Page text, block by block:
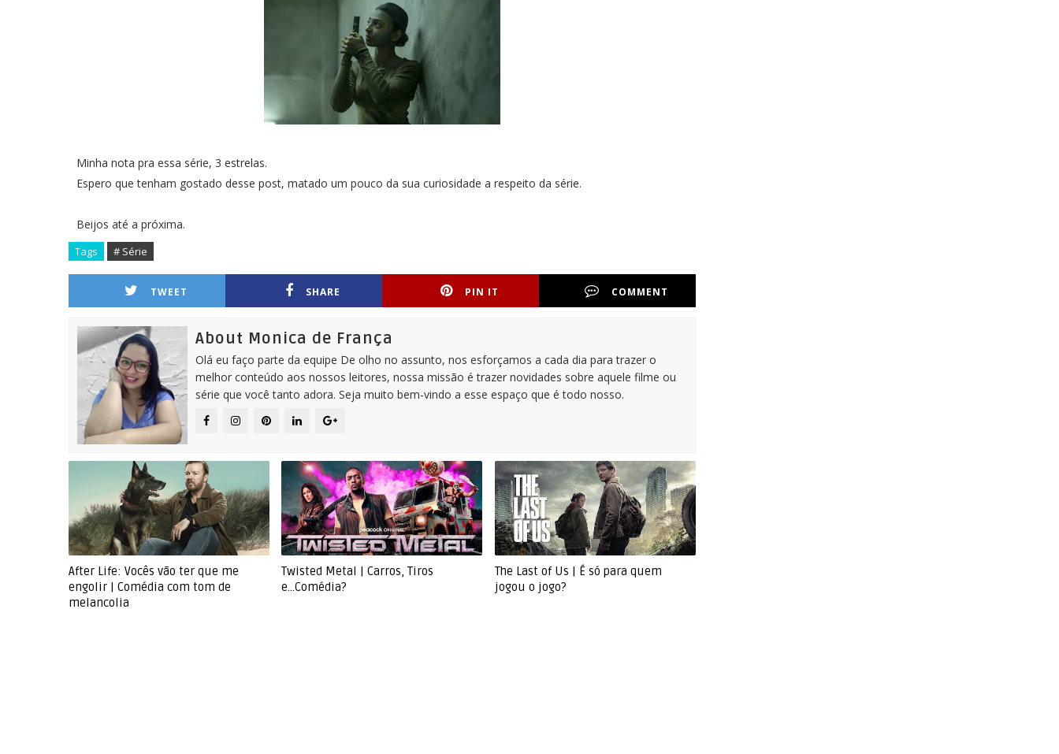
Minha nota pra essa série, 3 estrelas.
Espero que tenham gostado desse post, matado um pouco da sua curiosidade a respeito da série.
Beijos até a próxima.
Tags # Série
TWEET SHARE PIN IT COMMENT
About Monica de França
Olá eu faço parte da equipe De olho no assunto, nos esforçamos a cada dia para trazer o
melhor conteúdo aos nossos leitores, nossa missão é trazer novidades sobre aquele filme ou
série que você tanto adora. Seja muito bem-vindo a esse espaço que é todo nosso.
After Life: Vocês vão ter que me
engolir | Comédia com tom de
melancolia
Twisted Metal | Carros, Tiros
e...Comédia?
The Last of Us | É só para quem
jogou o jogo?